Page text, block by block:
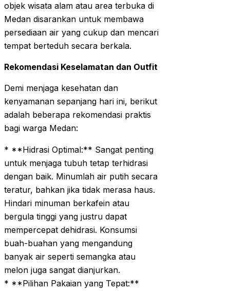
objek wisata alam atau area terbuka di
Medan disarankan untuk membawa
persediaan air yang cukup dan mencari
tempat berteduh secara berkala.
Rekomendasi Keselamatan dan Outfit
Demi menjaga kesehatan dan
kenyamanan sepanjang hari ini, berikut
adalah beberapa rekomendasi praktis
bagi warga Medan:
* **Hidrasi Optimal:** Sangat penting
untuk menjaga tubuh tetap terhidrasi
dengan baik. Minumlah air putih secara
teratur, bahkan jika tidak merasa haus.
Hindari minuman berkafein atau
bergula tinggi yang justru dapat
mempercepat dehidrasi. Konsumsi
buah-buahan yang mengandung
banyak air seperti semangka atau
melon juga sangat dianjurkan.
* **Pilihan Pakaian yang Tepat:**